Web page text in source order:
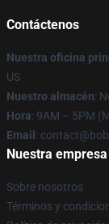
Contáctenos
Nuestra oficina
US
Nuestro almacén:
Hora: 9AM – 5PM
Email :
Nuestra empresa
Sobre nosotros
Términos y